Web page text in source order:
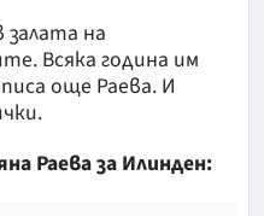
залата на
Всяка година им
още Раева. И
Раева за Илинден: